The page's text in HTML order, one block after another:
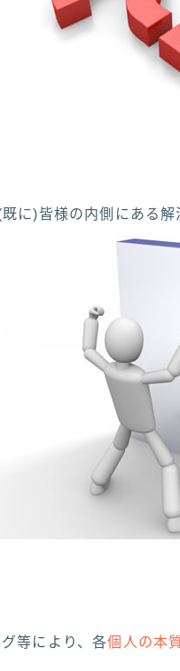
に)皆様の内側にある解
等により、各個人の本